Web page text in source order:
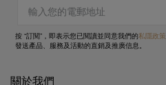
按 “訂閱”，即表示您已閱讀並同意我們的私隱政策
發送產品、服務及活動的直銷及推廣信息。
關於我們